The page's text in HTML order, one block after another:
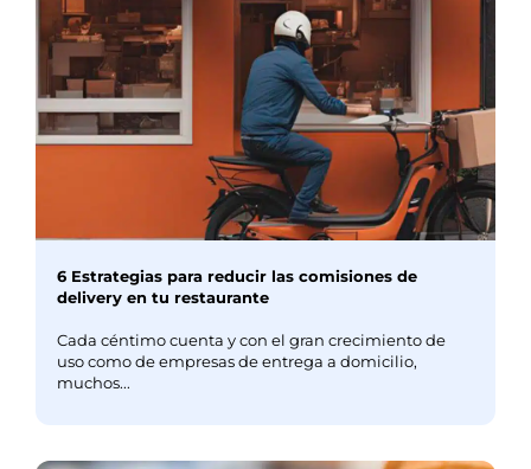
6 Estrategias para reducir las comisiones de
delivery en tu restaurante
Cada céntimo cuenta y con el gran crecimiento de
uso como de empresas de entrega a domicilio,
muchos...